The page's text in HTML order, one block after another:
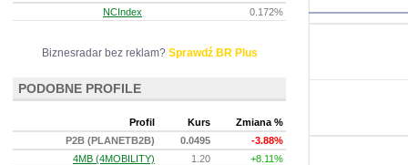
NCIndex
0.172%
Biznesradar bez reklam? Sprawdź BR Plus
PODOBNE PROFILE
Profil Kurs
Zmiana %
P2B (PLANETB2B)
0.0495
-3.88%
4MB (4MOBILITY)
1.20
+8.11%